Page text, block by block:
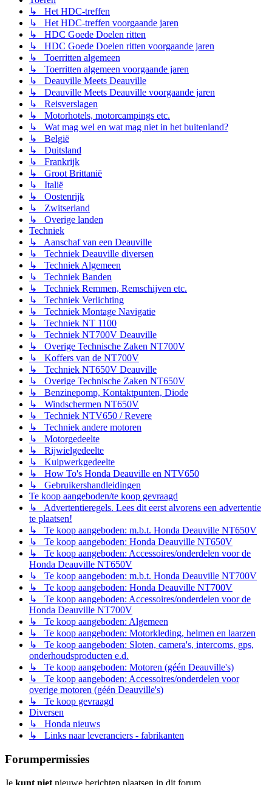
↳ Het HDC-treffen
↳ Het HDC-treffen voorgaande jaren
↳ HDC Goede Doelen ritten
↳ HDC Goede Doelen ritten voorgaande jaren
↳ Toerritten algemeen
↳ Toerritten algemeen voorgaande jaren
↳ Deauville Meets Deauville
↳ Deauville Meets Deauville voorgaande jaren
↳ Reisverslagen
↳ Motorhotels, motorcampings etc.
↳ Wat mag wel en wat mag niet in het buitenland?
↳ België
↳ Duitsland
↳ Frankrijk
↳ Groot Brittanië
↳ Italië
↳ Oostenrijk
↳ Zwitserland
↳ Overige landen
Techniek
↳ Aanschaf van een Deauville
↳ Techniek Deauville diversen
↳ Techniek Algemeen
↳ Techniek Banden
↳ Techniek Remmen, Remschijven etc.
↳ Techniek Verlichting
↳ Techniek Montage Navigatie
↳ Techniek NT 1100
↳ Techniek NT700V Deauville
↳ Overige Technische Zaken NT700V
↳ Koffers van de NT700V
↳ Techniek NT650V Deauville
↳ Overige Technische Zaken NT650V
↳ Benzinepomp, Kontaktpunten, Diode
↳ Windschermen NT650V
↳ Techniek NTV650 / Revere
↳ Techniek andere motoren
↳ Motorgedeelte
↳ Rijwielgedeelte
↳ Kuipwerkgedeelte
↳ How To's Honda Deauville en NTV650
↳ Gebruikershandleidingen
Te koop aangeboden/te koop gevraagd
↳ Advertentieregels. Lees dit eerst alvorens een advertentie
te plaatsen!
↳ Te koop aangeboden: m.b.t. Honda Deauville NT650V
↳ Te koop aangeboden: Honda Deauville NT650V
↳ Te koop aangeboden: Accessoires/onderdelen voor de
Honda Deauville NT650V
↳ Te koop aangeboden: m.b.t. Honda Deauville NT700V
↳ Te koop aangeboden: Honda Deauville NT700V
↳ Te koop aangeboden: Accessoires/onderdelen voor de
Honda Deauville NT700V
↳ Te koop aangeboden: Algemeen
↳ Te koop aangeboden: Motorkleding, helmen en laarzen
↳ Te koop aangeboden: Sloten, camera's, intercoms, gps,
onderhoudsproducten e.d.
↳ Te koop aangeboden: Motoren (géén Deauville's)
↳ Te koop aangeboden: Accessoires/onderdelen voor
overige motoren (géén Deauville's)
↳ Te koop gevraagd
Diversen
↳ Honda nieuws
↳ Links naar leveranciers - fabrikanten
Forumpermissies
Je kunt niet nieuwe berichten plaatsen in dit forum